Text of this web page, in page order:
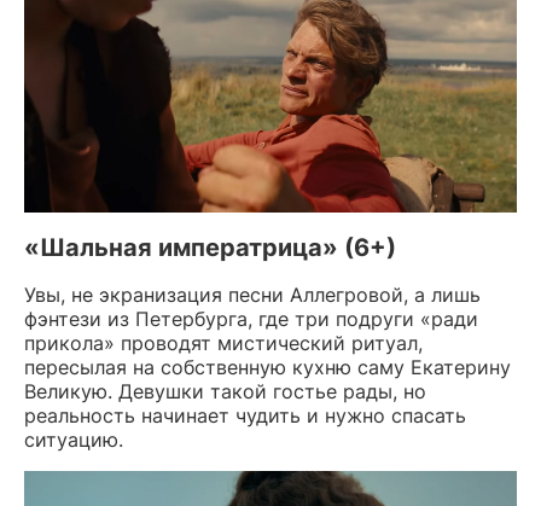
«Шальная императрица» (6+)
Увы, не экранизация песни Аллегровой, а лишь
фэнтези из Петербурга, где три подруги «ради
прикола» проводят мистический ритуал,
пересылая на собственную кухню саму Екатерину
Великую. Девушки такой гостье рады, но
реальность начинает чудить и нужно спасать
ситуацию.